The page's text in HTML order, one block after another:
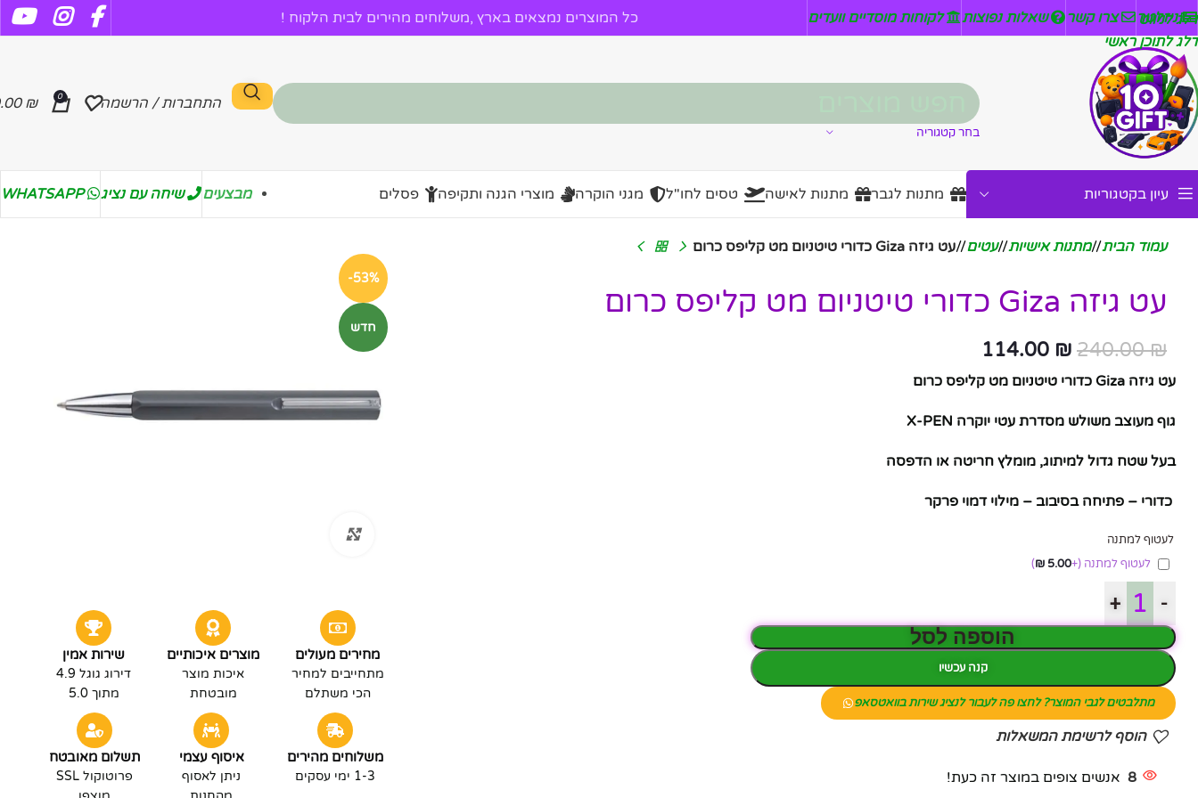
דלג לניווט
דלג לתוכן ראשי
ניזלטר צרו קשר שאלות נפוצות לקוחות מוסדיים וועדים כל המוצרים נמצאים בארץ ,משלוחים מהירים לבית הלקוח !
בחר קטגוריה
התחברות / הרשמה 0
₪
עיון בקטגוריות מתנות לגבר מתנות לאישה טסים לחו"ל מגני הוקרה מוצרי הגנה ותקיפה פסלים מבצעים שיחה עם נציג WHATSAPP
-53%
חדש
מחירים מעולים
מתחייבים למחיר
הכי משתלם
מוצרים איכותיים
איכות מוצר
מובטחת
שירות אמין
דירוג גוגל 4.9
מתוך 5.0
משלוחים מהירים
1-3 ימי עסקים
איסוף עצמי
ניתן לאסוף
תשלום מאובטח
פרוטוקול SSL
עמוד הבית/ מתנות אישיות/ עטים/ עט גיזה Giza כדורי טיטניום מט קליפס כרום
עט גיזה Giza כדורי טיטניום מט קליפס כרום
240.00₪
114.00 ₪
עט גיזה Giza כדורי טיטניום מט קליפס כרום
גוף מעוצב משולש מסדרת עטי יוקרה X-PEN
בעל שטח גדול למיתוג, מומלץ חריטה או הדפסה
כדורי – פתיחה בסיבוב – מילוי דמוי פרקר
לעטוף למתנה
לעטוף למתנה(+
5.00
₪
)
-
+
הוספה לסל
קנה עכשיו
מתלבטים לגבי המוצר? לחצו פה לעבור לנציג שירות בוואטסאפ
הוסף לרשימת המשאלות
8 אנשים צופים במוצר זה כעת! פייסבוק